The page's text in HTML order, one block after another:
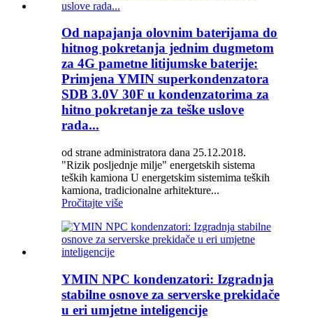
Od napajanja olovnim baterijama do
hitnog pokretanja jednim dugmetom
za 4G pametne litijumske baterije:
Primjena YMIN superkondenzatora
SDB 3.0V 30F u kondenzatorima za
hitno pokretanje za teške uslove
rada...
od strane administratora dana 25.12.2018.
"Rizik posljednje milje" energetskih sistema
teških kamiona U energetskim sistemima teških
kamiona, tradicionalne arhitekture...
Pročitajte više
YMIN NPC kondenzatori: Izgradnja
stabilne osnove za serverske prekidače
u eri umjetne inteligencije